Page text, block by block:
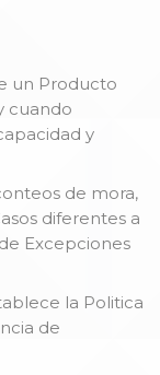
un Producto
cuando
y
de mora,
diferentes a
Excepciones
la Politica
de